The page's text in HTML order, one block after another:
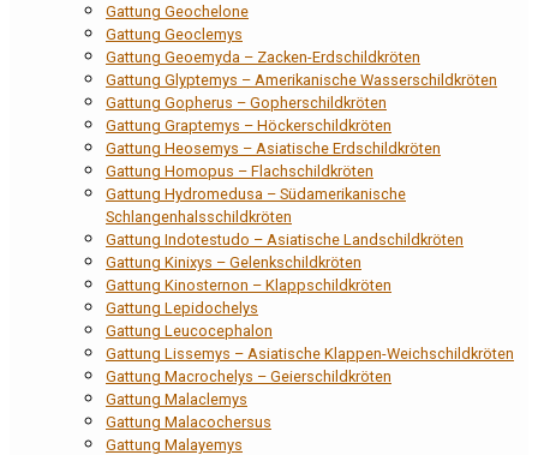
Gattung Geochelone
Gattung Geoclemys
Gattung Geoemyda – Zacken-Erdschildkröten
Gattung Glyptemys – Amerikanische Wasserschildkröten
Gattung Gopherus – Gopherschildkröten
Gattung Graptemys – Höckerschildkröten
Gattung Heosemys – Asiatische Erdschildkröten
Gattung Homopus – Flachschildkröten
Gattung Hydromedusa – Südamerikanische
Schlangenhalsschildkröten
Gattung Indotestudo – Asiatische Landschildkröten
Gattung Kinixys – Gelenkschildkröten
Gattung Kinosternon – Klappschildkröten
Gattung Lepidochelys
Gattung Leucocephalon
Gattung Lissemys – Asiatische Klappen-Weichschildkröten
Gattung Macrochelys – Geierschildkröten
Gattung Malaclemys
Gattung Malacochersus
Gattung Malayemys